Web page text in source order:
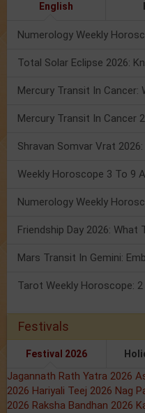
English
Total Solar Eclipse 2026:
Numerology Weekly
Tarot Weekly Horoscope:
Festivals
Festival 2026
Jagannath Rath Yatra 2026
2026 Hariyali Teej 2026 Nag
2026 Raksha Bandhan 2026